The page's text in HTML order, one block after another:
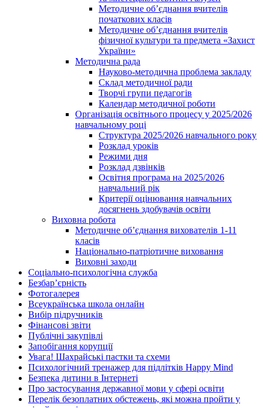
Методичне об’єднання вчителів
початкових класів
Методичне об’єднання вчителів
фізичної культури та предмета «Захист
України»
Методична рада
Науково-методична проблема закладу
Склад методичної ради
Творчі групи педагогів
Календар методичної роботи
Організація освітнього процесу у 2025/2026
навчальному році
Структура 2025/2026 навчального року
Розклад уроків
Режими дня
Розклад дзвінків
Освітня програма на 2025/2026
навчальний рік
Критерії оцінювання навчальних
досягнень здобувачів освіти
Виховна робота
Методичне об’єднання вихователів 1-11
класів
Національно-патріотичне виховання
Виховні заходи
Соціально-психологічна служба
Безбар’єрність
Фотогалерея
Всеукраїнська школа онлайн
Вибір підручників
Фінансові звіти
Публічні закупівлі
Запобігання корупції
Увага! Шахрайські пастки та схеми
Психологічний тренажер для підлітків Happy Mind
Безпека дитини в Інтернеті
Про застосування державної мови у сфері освіти
Перелік безоплатних обстежень, які можна пройти у